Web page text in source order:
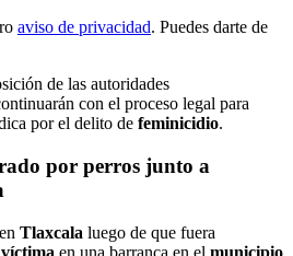
aviso de privacidad. Puedes darte de
de las autoridades
con el proceso legal para
por el delito de feminicidio.
por perros junto a
Tlaxcala luego de que fuera
en una barranca en el municipio